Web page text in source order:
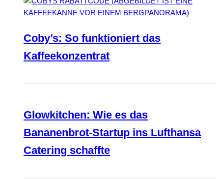
Coby’s: So funktioniert das
Kaffeekonzentrat
Glowkitchen: Wie es das
Bananenbrot-Startup ins Lufthansa
Catering schaffte